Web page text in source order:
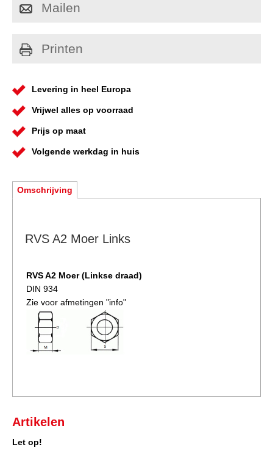
Mailen
Printen
Levering in heel Europa
Vrijwel alles op voorraad
Prijs op maat
Volgende werkdag in huis
Omschrijving
RVS A2 Moer Links
RVS A2 Moer (Linkse draad)
DIN 934
Zie voor afmetingen "info"
Artikelen
Let op!